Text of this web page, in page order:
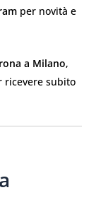
per novità e
a Milano,
ricevere subito